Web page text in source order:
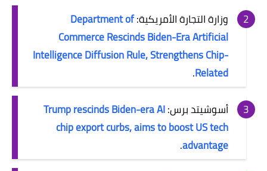
وزارة التجارة الأمريكية:Department of
Commerce Rescinds Biden-Era Artificial
Intelligence Diffusion Rule, Strengthens Chip-
Related
.
أسوشيتد برس:Trump rescinds Biden-era AI
chip export curbs, aims to boost US tech
advantage
.